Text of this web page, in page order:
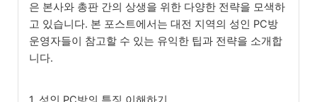
은 본사와 총판 간의 상생을 위한 다양한 전략을 모색하
고 있습니다. 본 포스트에서는 대전 지역의 성인 PC방
운영자들이 참고할 수 있는 유익한 팁과 전략을 소개합
니다.